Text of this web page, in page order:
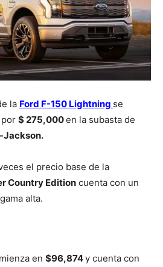
la Ford F-150 Lightning se
$ 275,000en la subasta de
Jackson.
el precio base de la
Country Edition cuenta con un
alta.
en $96,874y cuenta con